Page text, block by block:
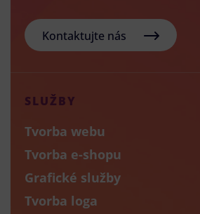
Kontaktujte nás
SLUŽBY
Tvorba webu
Tvorba e-shopu
Grafické služby
Tvorba loga